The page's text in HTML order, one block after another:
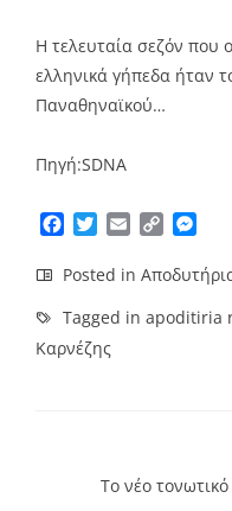
Η τελευταία σεζόν που
ελληνικά γήπεδα ήταν
Παναθηναϊκού…
Πηγή:SDNA
Facebook
TwitterEmailCopy
Posted in
Tagged in apoditiria
Καρνέζης
To νέο